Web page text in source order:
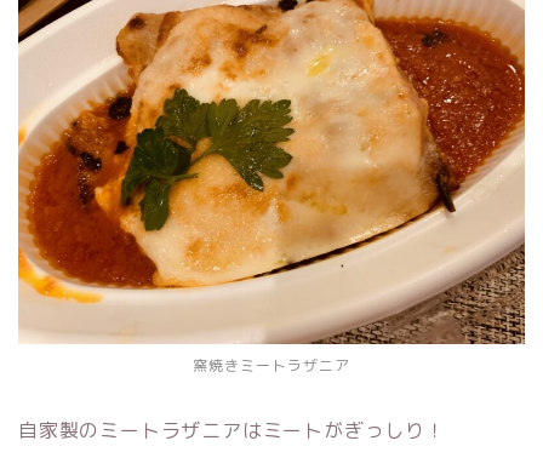
窯焼きミートラザニア
自家製のミートラザニアはミートがぎっしり！